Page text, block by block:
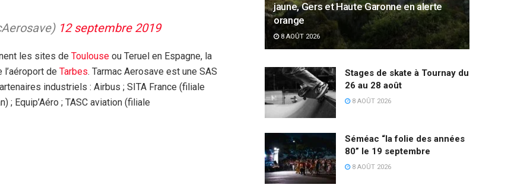
12 septembre 2019
les sites de Toulouse ou Teruel en Espagne, la
de Tarbes. Tarmac Aerosave est une SAS
industriels : Airbus ; SITA France (filiale
; Equip’Aéro ; TASC aviation (filiale
jaune, Gers et Haute Garonne en alerte
orange
8 AOÛT 2026
Stages de skate à Tournay du
26 au 28 août
8 AOÛT 2026
Séméac “la folie des années
80” le 19 septembre
8 AOÛT 2026